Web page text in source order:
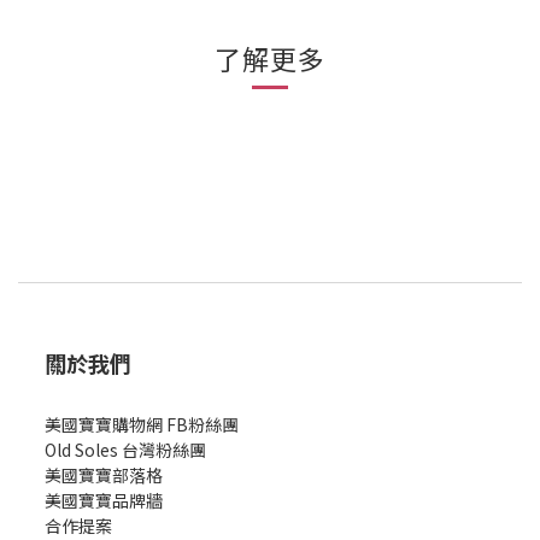
了解更多
關於我們
美國寶寶購物網 FB粉絲團
Old Soles 台灣粉絲團
美國寶寶部落格
美國寶寶品牌牆
合作提案